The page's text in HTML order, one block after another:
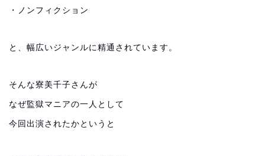
・ノンフィクション
と、幅広いジャンルに精通されています。
そんな寮美千子さんが
なぜ監獄マニアの一人として
今回出演されたかというと